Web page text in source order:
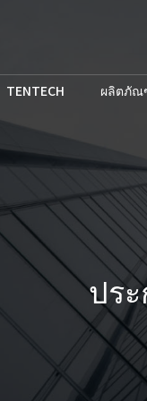
TENTECH ผลิตภั
ปร